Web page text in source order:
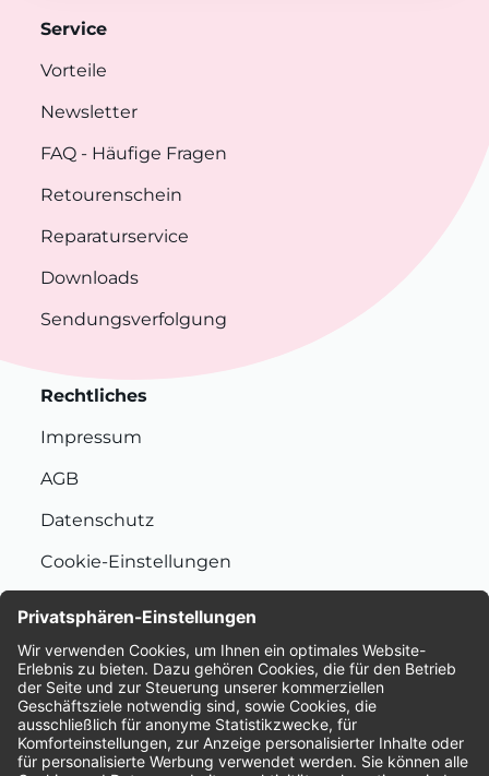
Service
Vorteile
Newsletter
FAQ - Häufige Fragen
Retourenschein
Reparaturservice
Downloads
Sendungsverfolgung
Rechtliches
Impressum
AGB
Datenschutz
Cookie-Einstellungen
Bewertungen